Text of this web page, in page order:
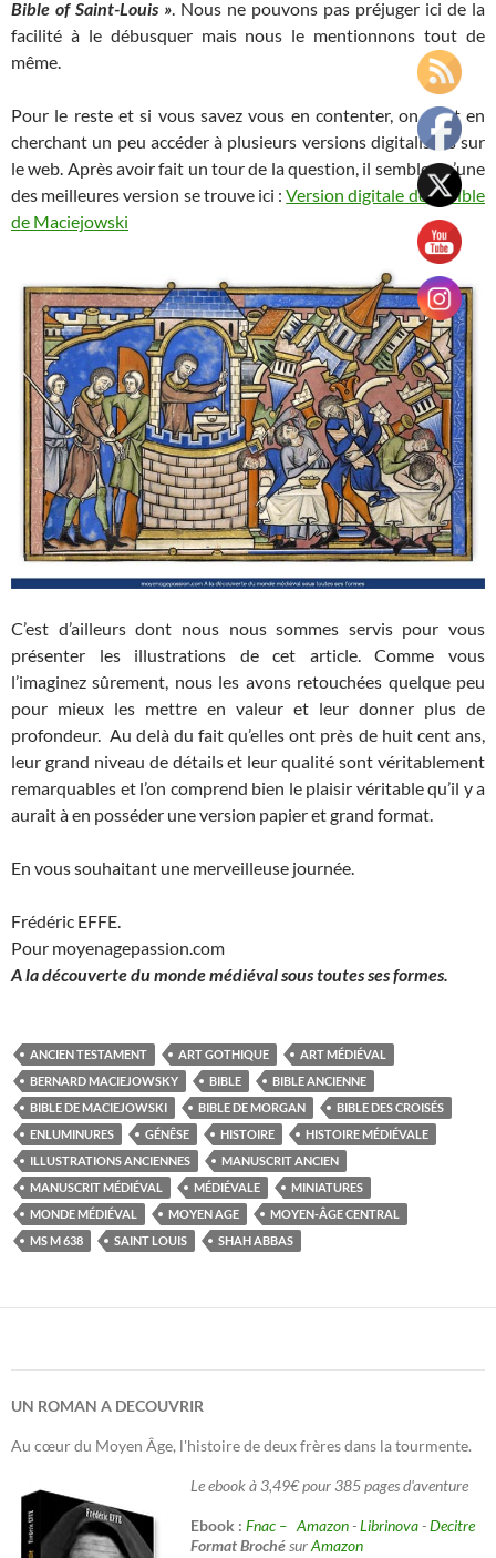
Bible of Saint-Louis ». Nous ne pouvons pas préjuger ici de la
facilité à le débusquer mais nous le mentionnons tout de
même.
Pour le reste et si vous savez vous en contenter, on peut en
cherchant un peu accéder à plusieurs versions digitalisées sur
le web. Après avoir fait un tour de la question, il semble qu’une
des meilleures version se trouve ici :Version digitale de la bible
de Maciejowski
C’est d’ailleurs dont nous nous sommes servis pour vous
présenter les illustrations de cet article. Comme vous
l’imaginez sûrement, nous les avons retouchées quelque peu
pour mieux les mettre en valeur et leur donner plus de
profondeur. Au delà du fait qu’elles ont près de huit cent ans,
leur grand niveau de détails et leur qualité sont véritablement
remarquables et l’on comprend bien le plaisir véritable qu’il y a
aurait à en posséder une version papier et grand format.
En vous souhaitant une merveilleuse journée.
Frédéric EFFE.
Pour moyenagepassion.com
A la découverte du monde médiéval sous toutes ses formes.
ANCIEN TESTAMENT ART GOTHIQUE
ART MÉDIÉVAL
BERNARD MACIEJOWSKY
BIBLE
BIBLE ANCIENNE
BIBLE DE MACIEJOWSKI
BIBLE DE MORGAN
BIBLE DES CROISÉS
ENLUMINURES
GÉNÊSE HISTOIRE
HISTOIRE MÉDIÉVALE
ILLUSTRATIONS ANCIENNES
MANUSCRIT ANCIEN
MANUSCRIT MÉDIÉVAL
MÉDIÉVALE
MINIATURES
MONDE MÉDIÉVAL
MOYEN AGE
MOYEN-ÂGE CENTRAL
MS M 638
SAINT LOUIS SHAH ABBAS
UN ROMAN A DECOUVRIR
Au cœur du Moyen Âge, l'histoire de deux frères dans la tourmente.
Le ebook à 3,49€ pour 385 pages d'aventure
Ebook : Fnac – Amazon-Librinova-Decitre
Format BrochésurAmazon